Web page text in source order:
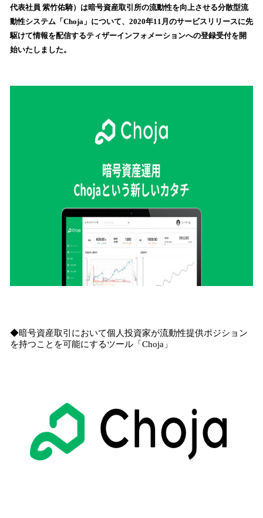
数
を
読
み
込
代表社員 紫竹佑騎）は暗号資産取引所の流動性を向上させる分散型流
動性システム「Choja」について、2020年11月のサービスリリースに先
駆けて情報を配信するティザーインフォメーションへの登録受付を開
始いたしました。
◆暗号資産取引において個人投資家が流動性提供ポジション
を持つことを可能にするツール「Choja」